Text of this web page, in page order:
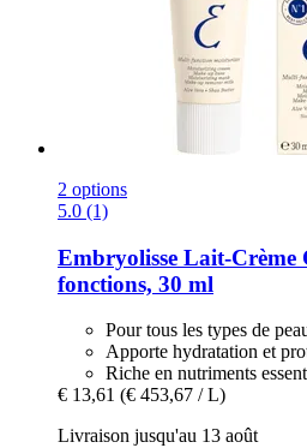
2 options
5.0 (1)
Embryolisse Lait-​Crème
fonctions, 30 ml
Pour tous les types de
Apporte hydratation et
Riche en nutriments
€ 13,61 (€ 453,67 / L)
Livraison jusqu'au 13 août